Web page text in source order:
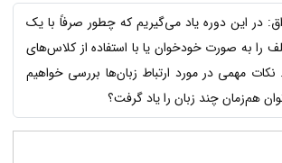
در این دوره یاد می‌گیریم که چطور صرفاً با یک
را به صورت خودخوان یا با استفاده از کلاس‌های
نکات مهمی در مورد ارتباط زبان‌ها بررسی خواهیم
هم‌زمان چند زبان را یاد گرفت؟